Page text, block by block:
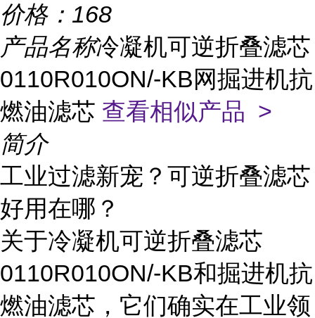
价格： 168
产品名称冷凝机可逆折叠滤芯
0110R010ON/-KB网掘进机抗
燃油滤芯 查看相似产品 >
简介
工业过滤新宠？可逆折叠滤芯
好用在哪？
关于冷凝机可逆折叠滤芯
0110R010ON/-KB和掘进机抗
燃油滤芯，它们确实在工业领